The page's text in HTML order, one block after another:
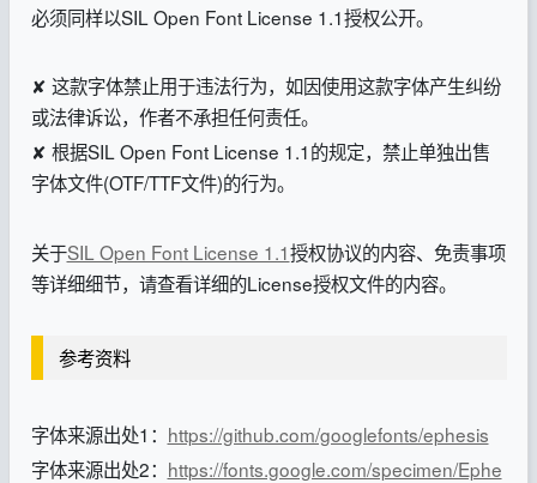
必须同样以SIL Open Font License 1.1授权公开。
✘ 这款字体禁止用于违法行为，如因使用这款字体产生纠纷
或法律诉讼，作者不承担任何责任。
✘ 根据SIL Open Font License 1.1的规定，禁止单独出售
字体文件(OTF/TTF文件)的行为。
关于SIL Open Font License 1.1授权协议的内容、免责事项
等详细细节，请查看详细的License授权文件的内容。
参考资料
字体来源出处1： https://github.com/googlefonts/ephesis
字体来源出处2： https://fonts.google.com/specimen/Ephe